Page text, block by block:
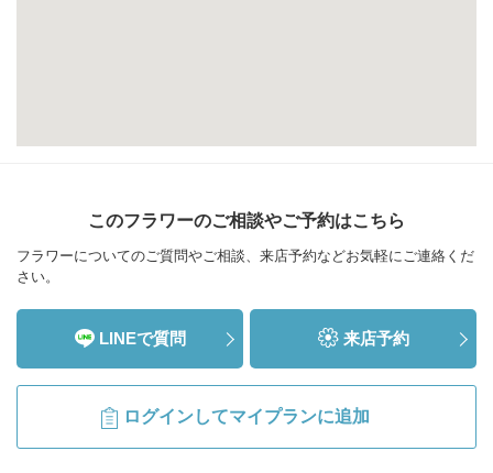
このフラワーのご相談やご予約はこちら
フラワーについてのご質問やご相談、来店予約などお気軽にご連絡くだ
さい。
LINEで質問 来店予約
ログインしてマイプランに追加